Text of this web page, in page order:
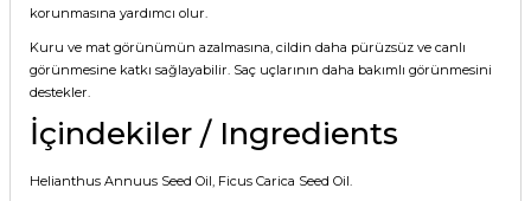
korunmasına yardımcı olur.
Kuru ve mat görünümün azalmasına, cildin daha pürüzsüz ve canlı
görünmesine katkı sağlayabilir. Saç uçlarının daha bakımlı görünmesini
destekler.
İçindekiler / Ingredients
Helianthus Annuus Seed Oil, Ficus Carica Seed Oil.